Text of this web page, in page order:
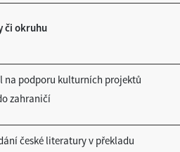
či okruhu
na podporu kulturních projektů
zahraničí
české literatury v překladu